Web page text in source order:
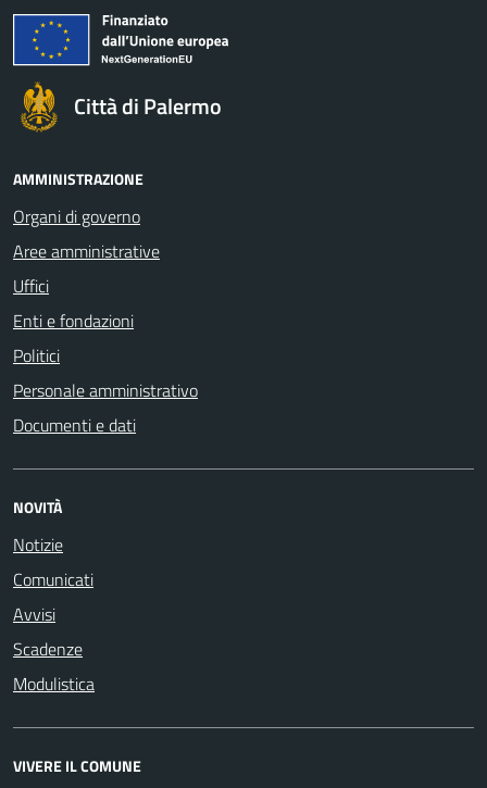
Città di Palermo
AMMINISTRAZIONE
Organi di governo
Aree amministrative
Uffici
Enti e fondazioni
Politici
Personale amministrativo
Documenti e dati
NOVITÀ
Notizie
Comunicati
Avvisi
Scadenze
Modulistica
VIVERE IL COMUNE